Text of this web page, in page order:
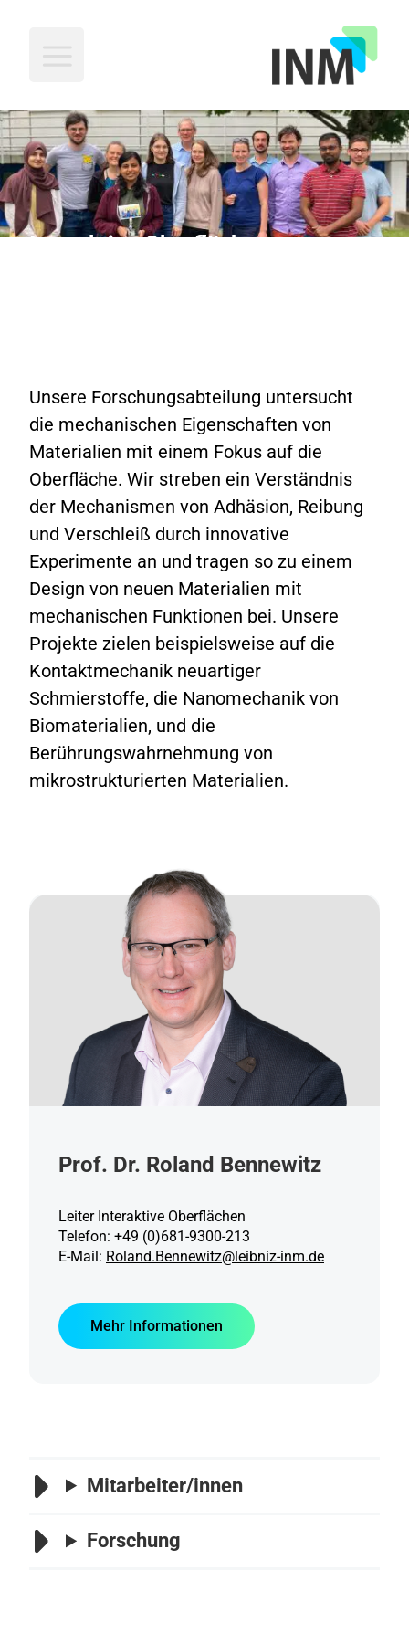
Interaktive Oberflächen
Unsere Forschungsabteilung untersucht
die mechanischen Eigenschaften von
Materialien mit einem Fokus auf die
Oberfläche. Wir streben ein Verständnis
der Mechanismen von Adhäsion, Reibung
und Verschleiß durch innovative
Experimente an und tragen so zu einem
Design von neuen Materialien mit
mechanischen Funktionen bei. Unsere
Projekte zielen beispielsweise auf die
Kontaktmechanik neuartiger
Schmierstoffe, die Nanomechanik von
Biomaterialien, und die
Berührungswahrnehmung von
mikrostrukturierten Materialien.
Prof. Dr. Roland Bennewitz
Leiter Interaktive Oberflächen
Telefon: +49 (0)681-9300-213
E-Mail: Roland.Bennewitz@leibniz-inm.de
Mehr Informationen
Mitarbeiter/innen
Forschung